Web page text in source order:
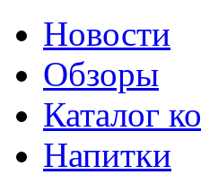
Новости
Обзоры
Каталог
Напитки